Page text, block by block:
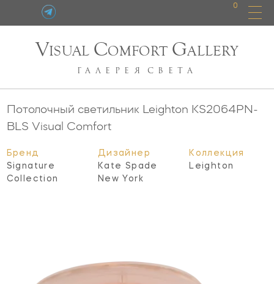
0
VISUAL COMFORT GALLERY
ГАЛЕРЕЯ СВЕТА
Потолочный светильник Leighton KS2064PN-
BLS Visual Comfort
Бренд
Signature
Collection
Дизайнер
Kate Spade
New York
Коллекция
Leighton